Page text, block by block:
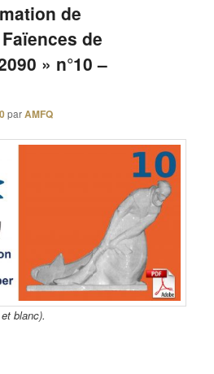
de
de
» n°10 –
parAMFQ
blanc).